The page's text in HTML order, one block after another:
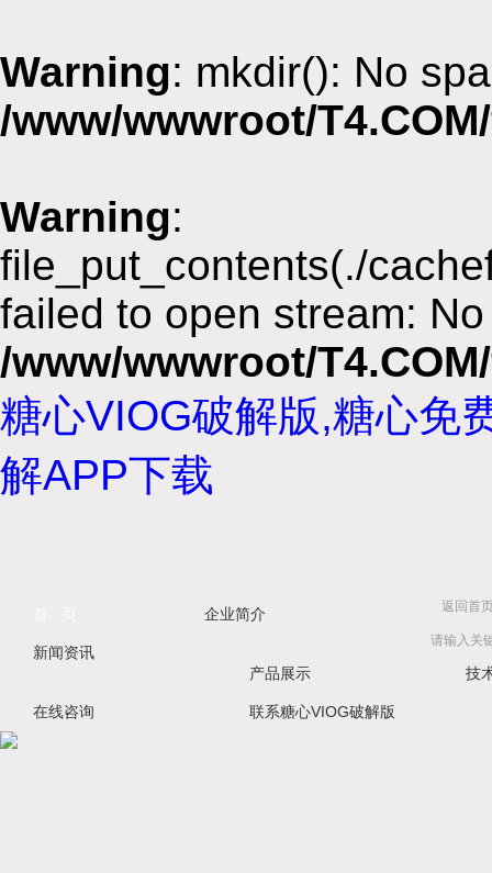
Warning: mkdir(): No
/www/wwwroot/
Warning:
file_put_contents(./
failed to open stream:
/www/wwwroot/
糖心VIOG破解版,糖心免
解APP下载
返回首
企业简介
新闻资讯
产品展示
技
在线咨询 联系糖心VIOG破解版